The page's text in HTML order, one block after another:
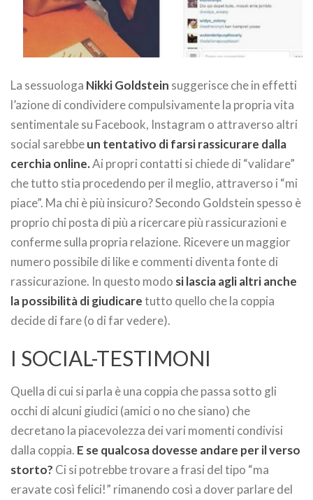
La sessuologa Nikki Goldstein suggerisce che in effetti
l’azione di condividere compulsivamente la propria vita
sentimentale su Facebook, Instagram o attraverso altri
social sarebbeun tentativo di farsi rassicurare dalla
cerchia online.Ai propri contatti si chiede di “validare”
che tutto stia procedendo per il meglio, attraverso i “mi
piace”. Ma chi è più insicuro? Secondo Goldstein spesso è
proprio chi posta di più a ricercare più rassicurazioni e
conferme sulla propria relazione. Ricevere un maggior
numero possibile di like e commenti diventa fonte di
rassicurazione. In questo modo si lascia agli altri anche
la possibilità di giudicaretutto quello che la coppia
decide di fare (o di far vedere).
I SOCIAL-TESTIMONI
Quella di cui si parla è una coppia che passa sotto gli
occhi di alcuni giudici (amici o no che siano) che
decretano la piacevolezza dei vari momenti condivisi
dalla coppia. E se qualcosa dovesse andare per il verso
storto? Ci si potrebbe trovare a frasi del tipo “ma
eravate così felici!” rimanendo così a dover parlare del